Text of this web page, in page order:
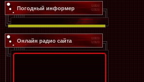
Погодный информер
Онлайн радио сайта